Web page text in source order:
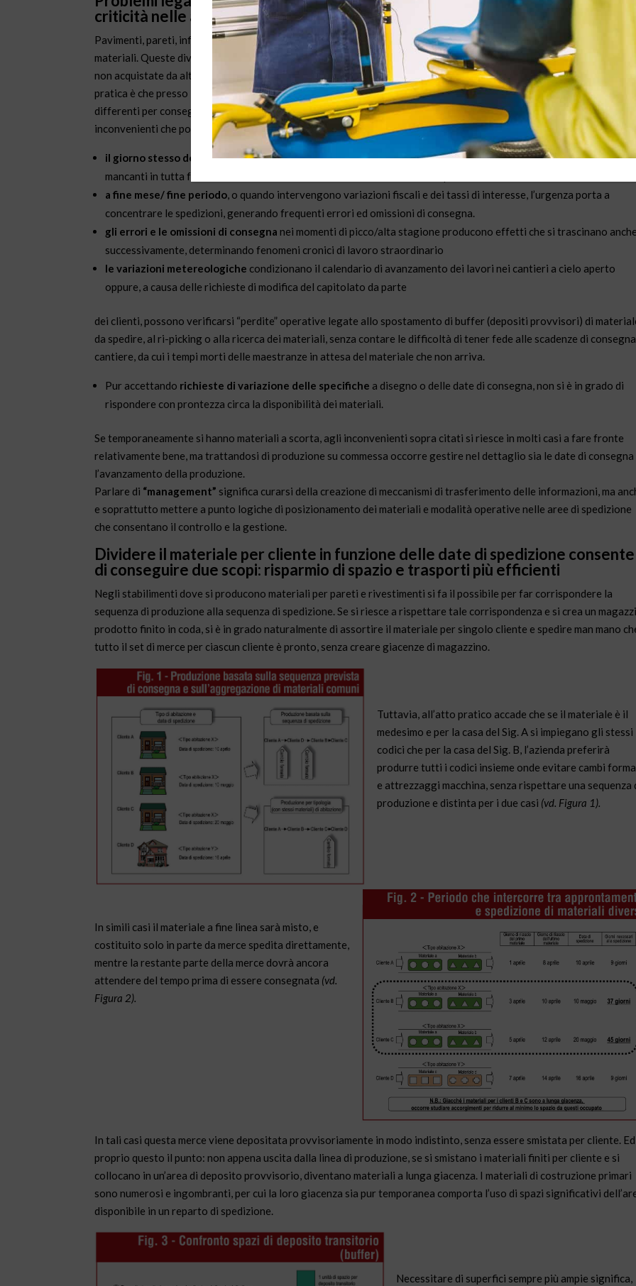
criticità nelle aree di spedizione
Pavimenti, pareti, infissi, impianti e rivestimenti interni, arredi…: per allestire una casa si utilizza una grande varietà
materiali. Queste diverse componenti non sono prodotte tutte nel medesimo stabilimento o dalla medesima società;
non acquistate da altre aziende, quantomeno provengono da più fabbriche della stessa azienda. Ciò che avviene in
pratica è che presso i reparti di spedizione dei costruttori edili si fanno convergere i materiali realizzati in
differenti per consegnare solo le parti necessarie secondo il calendario dei lavori del cantiere. Vi è però una serie di
inconvenienti che possono verificarsi in questo processo e proverò ora ad enumerare alcuni tra i più ricorrenti:
il giorno stesso della spedizioneci si accorge che non tutti i materiali sono disponibili; si cerca allora di reperire i
mancanti in tutta fretta, ma non riuscendovi, si è costretti a rinviarne la spedizione.
a fine mese/ fine periodo, o quando intervengono variazioni fiscali e dei tassi di interesse, l’urgenza porta a
concentrare le spedizioni, generando frequenti errori ed omissioni di consegna.
gli errori e le omissioni di consegna nei momenti di picco/alta stagione producono effetti che si trascinano
successivamente, determinando fenomeni cronici di lavoro straordinario
le variazioni metereologiche condizionano il calendario di avanzamento dei lavori nei cantieri a cielo aperto
oppure, a causa delle richieste di modifica del capitolato da parte
dei clienti, possono verificarsi “perdite” operative legate allo spostamento di buffer (depositi provvisori) di
da spedire, al ri-picking o alla ricerca dei materiali, senza contare le difficoltà di tener fede alle scadenze di
cantiere, da cui i tempi morti delle maestranze in attesa del materiale che non arriva.
Pur accettando richieste di variazione delle specifiche a disegno o delle date di consegna, non si è in grado di
rispondere con prontezza circa la disponibilità dei materiali.
Se temporaneamente si hanno materiali a scorta, agli inconvenienti sopra citati si riesce in molti casi a fare fronte
relativamente bene, ma trattandosi di produzione su commessa occorre gestire nel dettaglio sia le date di consegna
l’avanzamento della produzione.
Parlare di “management” significa curarsi della creazione di meccanismi di trasferimento delle informazioni, ma
e soprattutto mettere a punto logiche di posizionamento dei materiali e modalità operative nelle aree di spedizione
che consentano il controllo e la gestione.
Dividere il materiale per cliente in funzione delle date di spedizione consente
di conseguire due scopi: risparmio di spazio e trasporti più efficienti
Negli stabilimenti dove si producono materiali per pareti e rivestimenti si fa il possibile per far corrispondere la
sequenza di produzione alla sequenza di spedizione. Se si riesce a rispettare tale corrispondenza e si crea un
prodotto finito in coda, si è in grado naturalmente di assortire il materiale per singolo cliente e spedire man mano
tutto il set di merce per ciascun cliente è pronto, senza creare giacenze di magazzino.
Tuttavia, all’atto pratico accade che se il materiale è il
medesimo e per la casa del Sig. A si impiegano gli stessi
codici che per la casa del Sig. B, l’azienda preferirà
produrre tutti i codici insieme onde evitare cambi
e attrezzaggi macchina, senza rispettare una sequenza
produzione e distinta per i due casi (vd. Figura 1).
In simili casi il materiale a fine linea sarà misto, e
costituito solo in parte da merce spedita direttamente,
mentre la restante parte della merce dovrà ancora
attendere del tempo prima di essere consegnata (vd.
Figura 2).
In tali casi questa merce viene depositata provvisoriamente in modo indistinto, senza essere smistata per cliente.
proprio questo il punto: non appena uscita dalla linea di produzione, se si smistano i materiali finiti per cliente e si
collocano in un’area di deposito provvisorio, diventano materiali a lunga giacenza. I materiali di costruzione primari
sono numerosi e ingombranti, per cui la loro giacenza sia pur temporanea comporta l’uso di spazi significativi
disponibile in un reparto di spedizione.
Necessitare di superfici sempre più ampie significa,